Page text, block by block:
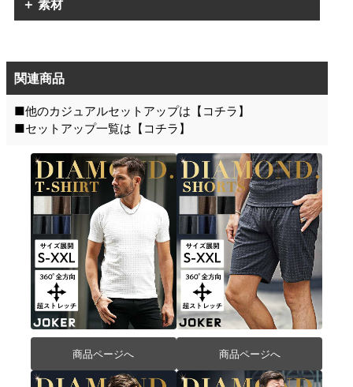
＋ 素材
関連商品
■他のカジュアルセットアップは【 コチラ 】
■セットアップ一覧は【 コチラ 】
商品ページへ 商品ページへ